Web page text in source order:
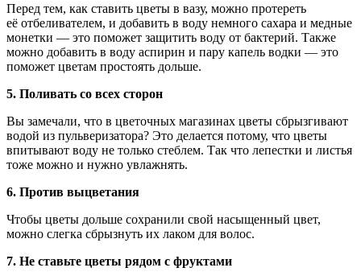
Перед тем, как ставить цветы в вазу, можно протереть
её отбеливателем, и добавить в воду немного сахара и медные
монетки — это поможет защитить воду от бактерий. Также
можно добавить в воду аспирин и пару капель водки — это
поможет цветам простоять дольше.
5. Поливать со всех сторон
Вы замечали, что в цветочных магазинах цветы сбрызгивают
водой из пульверизатора? Это делается потому, что цветы
впитывают воду не только стеблем. Так что лепестки и листья
тоже можно и нужно увлажнять.
6. Против выцветания
Чтобы цветы дольше сохранили свой насыщенный цвет,
можно слегка сбрызнуть их лаком для волос.
7. Не ставьте цветы рядом с фруктами